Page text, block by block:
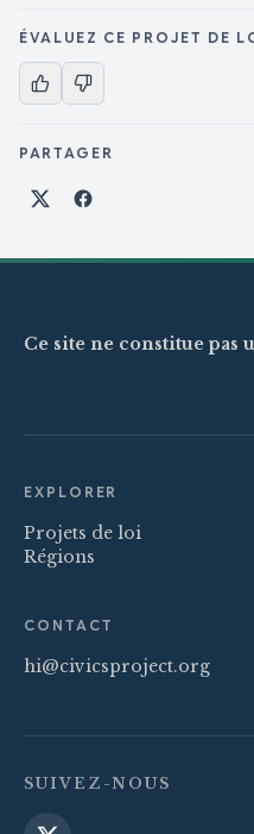
ÉVALUEZ CE PROJET DE
PARTAGER
Partager sur X
Partager sur
Ce site ne constitue pas
EXPLORER
Projets de loi
Régions
CONTACT
hi@civicsproject.org
SUIVEZ-NOUS